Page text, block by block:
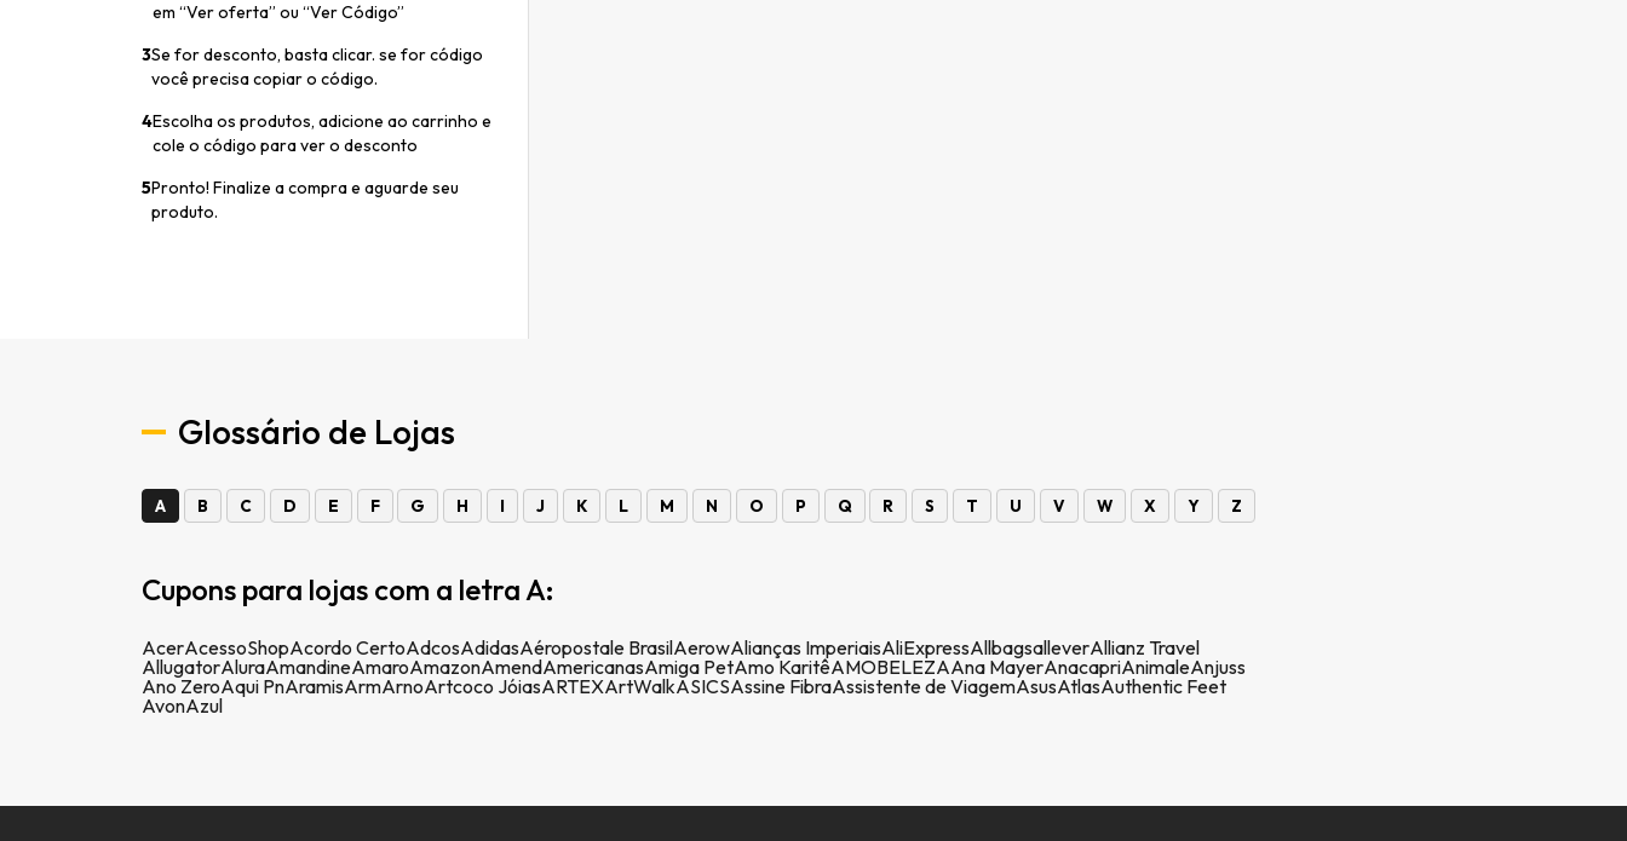
em “Ver oferta” ou “Ver Código”
3Se for desconto, basta clicar. se for código
você precisa copiar o código.
4Escolha os produtos, adicione ao carrinho e
cole o código para ver o desconto
5Pronto! Finalize a compra e aguarde seu
produto.
Glossário de Lojas
A B C D E F G H I J K L M N O P Q R S T U V W X Y Z
Cupons para lojas com a letra A:
AcerAcessoShopAcordo CertoAdcosAdidasAéropostale BrasilAerowAlianças ImperiaisAliExpressAllbagsalleverAllianz Travel
AllugatorAluraAmandineAmaroAmazonAmendAmericanasAmiga PetAmo KaritêAMOBELEZAAna MayerAnacapriAnimaleAnjuss
Ano ZeroAqui PnAramisArmArnoArtcoco JóiasARTEXArtWalkASICSAssine FibraAssistente de ViagemAsusAtlasAuthentic Feet
AvonAzul